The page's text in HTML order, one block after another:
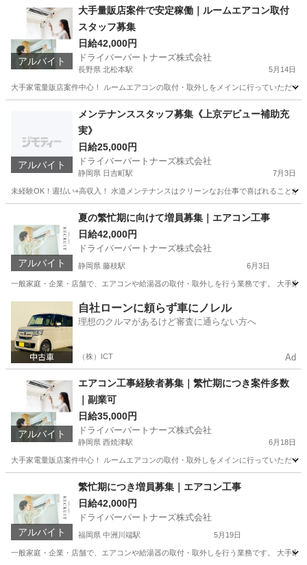
その他 スタッフ
アルバイト
大手量販店案件で安定稼働｜ルームエアコン取付
スタッフ募集
日給42,000円
ドライバーパートナーズ株式会社
長野県 北松本駅 5月14日
大手家電量販店案件中心！ ルームエアコンの取付・取外しをメインに行っていただ
北松本駅 量販店
アルバイト
メンテナンススタッフ募集《上京デビュー補助充
実》
日給25,000円
ドライバーパートナーズ株式会社
静岡県 日吉町駅 7月3日
未経験OK！週払い+高収入！ 水道メンテナンスはクリーンなお仕事で喜ばれること
日吉町駅 軽作業 スタッフ
アルバイト
夏の繁忙期に向けて増員募集｜エアコン工事
日給42,000円
ドライバーパートナーズ株式会社
静岡県 藤枝駅 6月3日
一般家庭・企業・店舗で、エアコンや給湯器の取付・取外しを行う業務です。 大手
藤枝駅 その他 出来高制
自社ローンに頼らず車にノレル
理想のクルマがあるけど審査に通らない方へ
（株）ICT Ad
アルバイト
エアコン工事経験者募集｜繁忙期につき案件多数
｜副業可
日給35,000円
ドライバーパートナーズ株式会社
静岡県 西焼津駅 6月18日
大手家電量販店案件中心！ ルームエアコンの取付・取外しをメインに行っていただ
西焼津駅 建築 給湯器
アルバイト
繁忙期につき増員募集｜エアコン工事
日給42,000円
ドライバーパートナーズ株式会社
福岡県 中洲川端駅 5月19日
一般家庭・企業・店舗で、エアコンや給湯器の取付・取外しを行う業務です。 大手